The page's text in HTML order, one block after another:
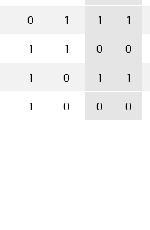
0 1 1 1
1 1 0 0
1 0 1 1
1 0 0 0